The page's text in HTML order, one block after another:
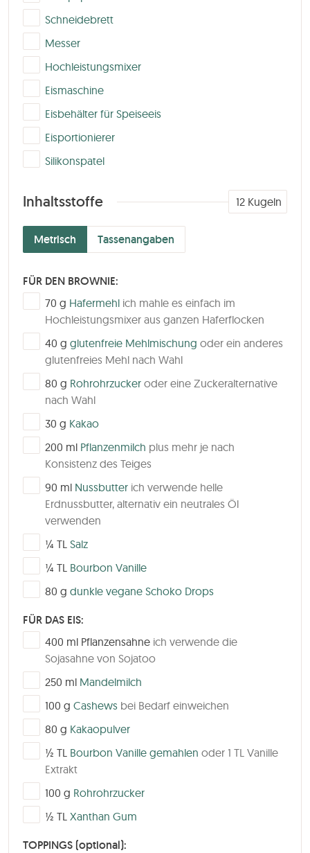
▢
Schneidebrett
▢Messer
▢Hochleistungsmixer
▢
Eismaschine
▢
Eisbehälter für Speiseeis
▢
Eisportionierer
▢
Silikonspatel
Inhaltsstoffe
Metrisch Tassenangaben
12 Kugeln
FÜR DEN BROWNIE:
▢
70 g Hafermehl ich mahle es einfach im
Hochleistungsmixer aus ganzen Haferflocken
▢
40 g glutenfreie Mehlmischung oder ein anderes
glutenfreies Mehl nach Wahl
▢
80 g Rohrohrzucker oder eine Zuckeralternative
nach Wahl
▢
30 g Kakao
▢
200 ml Pflanzenmilch plus mehr je nach
Konsistenz des Teiges
▢
90 ml Nussbutter ich verwende helle
Erdnussbutter, alternativ ein neutrales Öl
verwenden
▢
¼ TL Salz
▢
¼ TL Bourbon Vanille
▢
80 g dunkle vegane Schoko Drops
FÜR DAS EIS:
▢
400 ml Pflanzensahne ich verwende die
Sojasahne von Sojatoo
▢
250 ml Mandelmilch
▢
100 g Cashews bei Bedarf einweichen
▢
80 g Kakaopulver
▢
½ TL Bourbon Vanille gemahlen oder 1 TL Vanille
Extrakt
▢
100 g Rohrohrzucker
▢
½ TL Xanthan Gum
TOPPINGS (optional):